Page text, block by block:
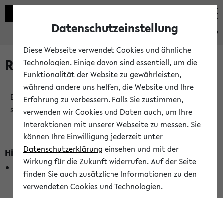
eKVV
Raumänderungen
Es wurden keine Raumänderungen an jetzt
stattfindenden Veranstaltungen gefunden!
Hinweise zur Liste der Raumänderungen
In dieser Liste werden nur Veranstaltungstermine
berücksichtigt, die gerade oder innerhalb der nächsten 2
Stunden stattfinden. Berücksichtigt werden nur Termine,
Datenschutzeinstellung
Diese Webseite verwendet Cookies und ähnliche
Technologien. Einige davon sind essentiell, um die
Funktionalität der Website zu gewährleisten,
während andere uns helfen, die Website und Ihre
Erfahrung zu verbessern. Falls Sie zustimmen,
verwenden wir Cookies und Daten auch, um Ihre
Interaktionen mit unserer Webseite zu messen. Sie
können Ihre Einwilligung jederzeit unter
Datenschutzerklärung einsehen und mit der
Wirkung für die Zukunft widerrufen. Auf der Seite
finden Sie auch zusätzliche Informationen zu den
verwendeten Cookies und Technologien.